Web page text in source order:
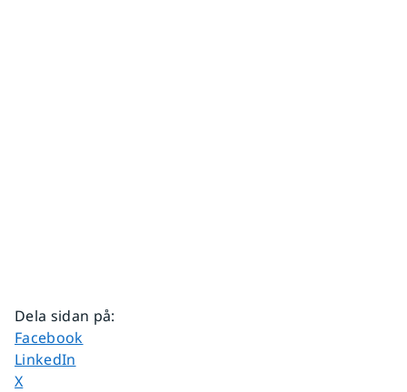
Dela sidan på:
Dela sidan på
Facebook
Dela sidan på
LinkedIn
Dela sidan på
X